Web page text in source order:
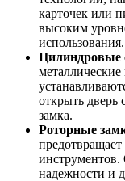
карточек или
высоким
использования.
Цилиндровые
открыть дверь
замка.
Роторные
надежности и